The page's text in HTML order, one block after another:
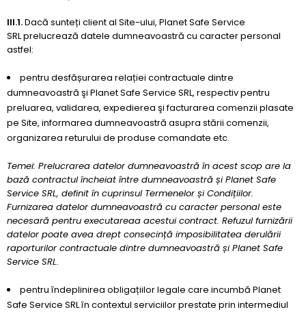
III.1.Dacă sunteți client al Site-ului, Planet Safe Service
SRL prelucrează datele dumneavoastră cu caracter personal
astfel:
pentru desfășurarea relației contractuale dintre
dumneavoastră şi Planet Safe Service SRL, respectiv pentru
preluarea, validarea, expedierea şi facturarea comenzii plasate
pe Site, informarea dumneavoastră asupra stării comenzii,
organizarea returului de produse comandate etc.
Temei: Prelucrarea datelor dumneavoastră în acest scop are la
bază contractul încheiat între dumneavoastră și Planet Safe
Service SRL, definit în cuprinsul Termenelor și Condițiilor.
Furnizarea datelor dumneavoastră cu caracter personal este
necesară pentru executareaa acestui contract. Refuzul furnizării
datelor poate avea drept consecință imposibilitatea derulării
raporturilor contractuale dintre dumneavoastră și Planet Safe
Service SRL.
pentru îndeplinirea obligațiilor legale care incumbă Planet
Safe Service SRL în contextul serviciilor prestate prin intermediul